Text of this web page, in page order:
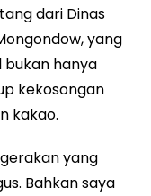
dari Dinas
yang
bukan hanya
kekosongan
kakao.
gerakan yang
Bahkan saya